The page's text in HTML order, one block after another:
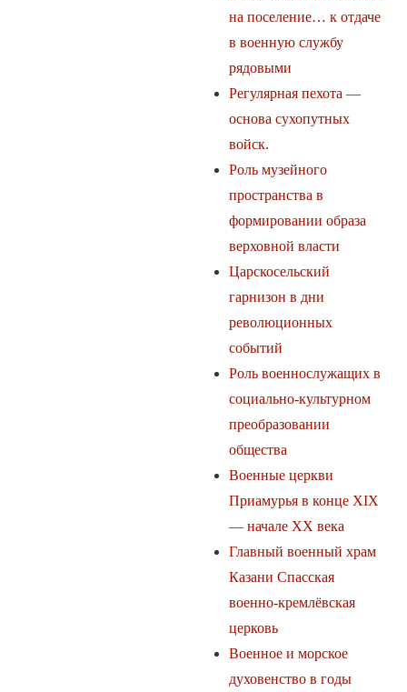
на поселение… к отдаче
в военную службу
рядовыми
Регулярная пехота —
основа сухопутных
войск.
Роль музейного
пространства в
формировании образа
верховной власти
Царскосельский
гарнизон в дни
революционных
событий
Роль военнослужащих в
социально-культурном
преобразовании
общества
Военные церкви
Приамурья в конце XIX
— начале XX века
Главный военный храм
Казани Спасская
военно-кремлёвская
церковь
Военное и морское
духовенство в годы